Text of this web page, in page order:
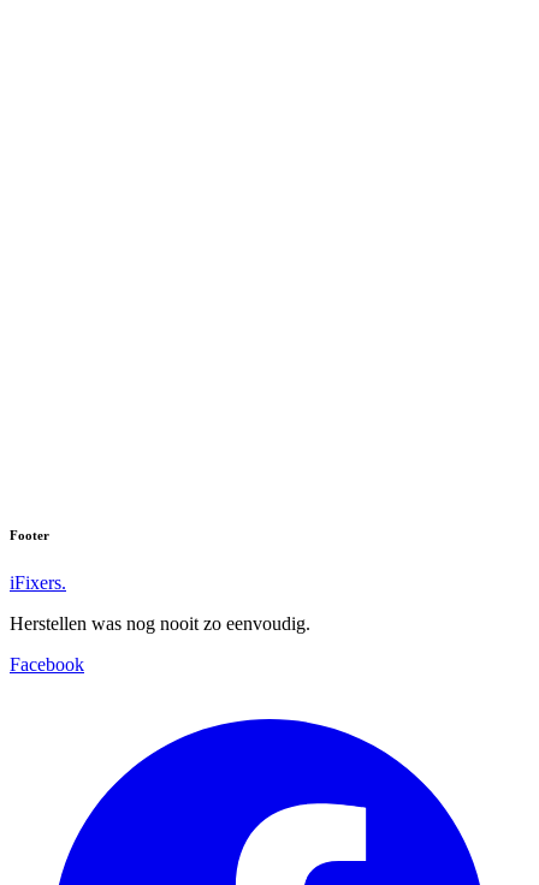
Footer
iFixers.
Herstellen was nog nooit zo eenvoudig.
Facebook